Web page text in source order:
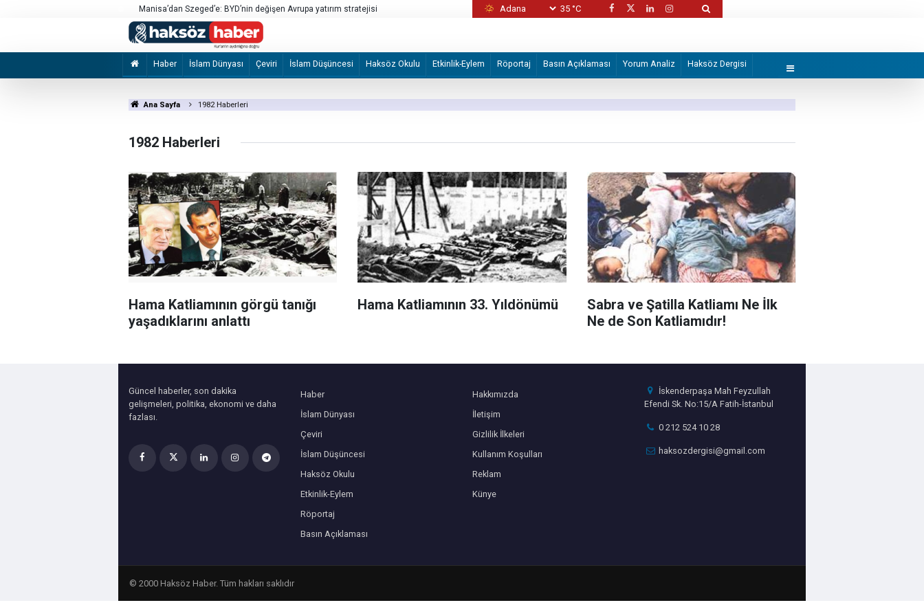
Manisa’dan Szeged’e: BYD’nin değişen Avrupa yatırım stratejisi Katiller önce canlı kalkan olarak kullandı sonra infaz etti!
35 °C
Haber İslam Dünyası Çeviri İslam Düşüncesi Haksöz Okulu Etkinlik-Eylem Röportaj Basın Açıklaması Yorum Analiz Haksöz Dergisi
Ana Sayfa 1982 Haberleri
1982 Haberleri
Hama Katliamının görgü tanığı
yaşadıklarını anlattı
Hama Katliamının 33. Yıldönümü
Sabra ve Şatilla Katliamı Ne İlk
Ne de Son Katliamıdır!
Güncel haberler, son dakika
gelişmeleri, politika, ekonomi ve daha
fazlası.
Haber
İslam Dünyası
Çeviri
İslam Düşüncesi
Haksöz Okulu
Etkinlik-Eylem
Röportaj
Basın Açıklaması
Hakkımızda
İletişim
Gizlilik İlkeleri
Kullanım Koşulları
Reklam
Künye
İskenderpaşa Mah Feyzullah
Efendi Sk. No:15/A Fatih-İstanbul
0 212 524 10 28
haksozdergisi@gmail.com
© 2000 Haksöz Haber. Tüm hakları saklıdır